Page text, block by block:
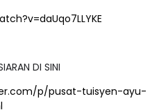
DI SINI
p/pusat-tuisyen-ayu-